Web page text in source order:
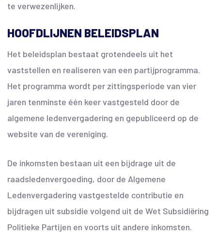
te verwezenlijken.
HOOFDLIJNEN BELEIDSPLAN
Het beleidsplan bestaat grotendeels uit het
vaststellen en realiseren van een partijprogramma.
Het programma wordt per zittingsperiode van vier
jaren tenminste één keer vastgesteld door de
algemene ledenvergadering en gepubliceerd op de
website van de vereniging.
De inkomsten bestaan uit een bijdrage uit de
raadsledenvergoeding, door de Algemene
Ledenvergadering vastgestelde contributie en
bijdragen uit subsidie volgend uit de Wet Subsidiëring
Politieke Partijen en voorts uit andere inkomsten.